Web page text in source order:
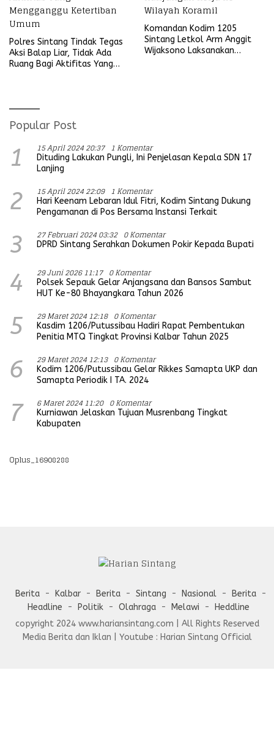
Polres Sintang Tindak Tegas
Aksi Balap Liar, Tidak Ada
Ruang Bagi Aktifitas Yang
Komandan Kodim 1205
Sintang Letkol Arm Anggit
Wijaksono Laksanakan
Popular Post
1 15 April 2024 20:37 1 Komentar
Dituding Lakukan Pungli, Ini Penjelasan Kepala SDN 17
Lanjing
2 15 April 2024 22:09 1 Komentar
Hari Keenam Lebaran Idul Fitri, Kodim Sintang Dukung
Pengamanan di Pos Bersama Instansi Terkait
3 27 Februari 2024 03:32 0 Komentar
DPRD Sintang Serahkan Dokumen Pokir Kepada Bupati
4 29 Juni 2026 11:17 0 Komentar
Polsek Sepauk Gelar Anjangsana dan Bansos Sambut
HUT Ke-80 Bhayangkara Tahun 2026
5 29 Maret 2024 12:18 0 Komentar
Kasdim 1206/Putussibau Hadiri Rapat Pembentukan
Penitia MTQ Tingkat Provinsi Kalbar Tahun 2025
6 29 Maret 2024 12:13 0 Komentar
Kodim 1206/Putussibau Gelar Rikkes Samapta UKP dan
Samapta Periodik I TA. 2024
7 6 Maret 2024 11:20 0 Komentar
Kurniawan Jelaskan Tujuan Musrenbang Tingkat
Kabupaten
Oplus_16908288
Berita Kalbar Berita Sintang Nasional
Berita
Headline
Politik Olahraga Melawi
Heddline
copyright 2024 www.hariansintang.com | All Rights Reserved
Media Berita dan Iklan | Youtube : Harian Sintang Official